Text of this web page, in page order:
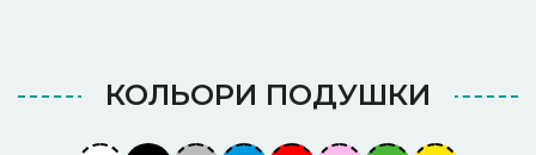
КОЛЬОРИ ПОДУШКИ